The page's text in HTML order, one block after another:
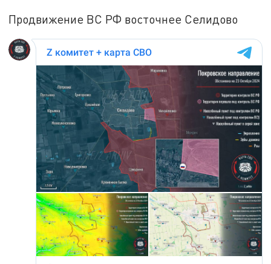
Продвижение ВС РФ восточнее Селидово